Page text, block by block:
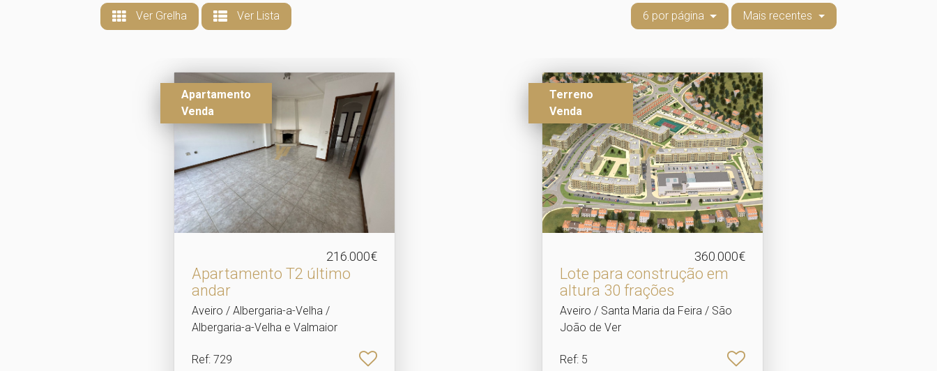
Ver Grelha Ver Lista 6 por página Mais recentes
Apartamento
Venda
216.000€
Apartamento T2 último
andar
Aveiro / Albergaria-a-Velha /
Albergaria-a-Velha e Valmaior
Ref: 729
Terreno
Venda
360.000€
Lote para construção em
altura 30 frações
Aveiro / Santa Maria da Feira / São
João de Ver
Ref: 5